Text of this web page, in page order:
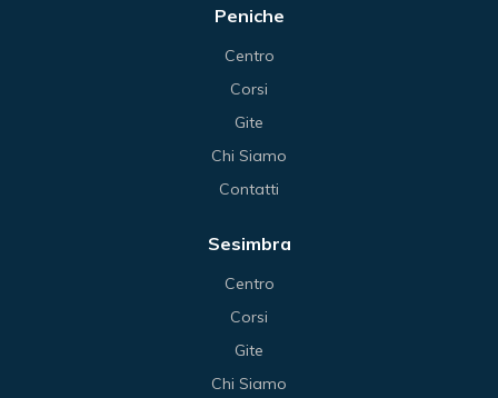
Peniche
Centro
Corsi
Gite
Chi Siamo
Contatti
Sesimbra
Centro
Corsi
Gite
Chi Siamo